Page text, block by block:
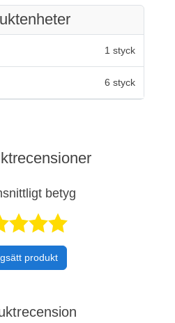
1 styck
6 styck
betyg
Betygsatt 5 av
produkt